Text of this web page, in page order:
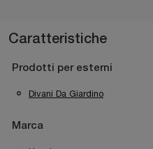
Caratteristiche
Prodotti per esterni
Divani Da Giardino
Marca